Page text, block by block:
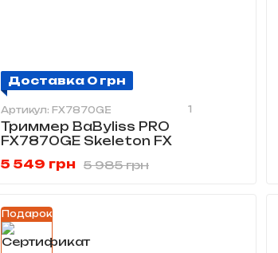
Доставка 0 грн
Артикул: FX7870GE 1
Триммер BaByliss PRO
FX7870GE Skeleton FX
5 985 грн
5 549 грн
Подарок